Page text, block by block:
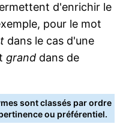
d'enrichir le
pour le mot
dans le cas d'une
granddans de
sont classés par ordre
ou préférentiel.